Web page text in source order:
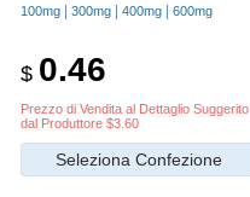
100mg | 300mg | 400mg | 600mg
$ 0.46
Prezzo di Vendita al Dettaglio Suggerito
dal Produttore $3.60
Seleziona Confezione